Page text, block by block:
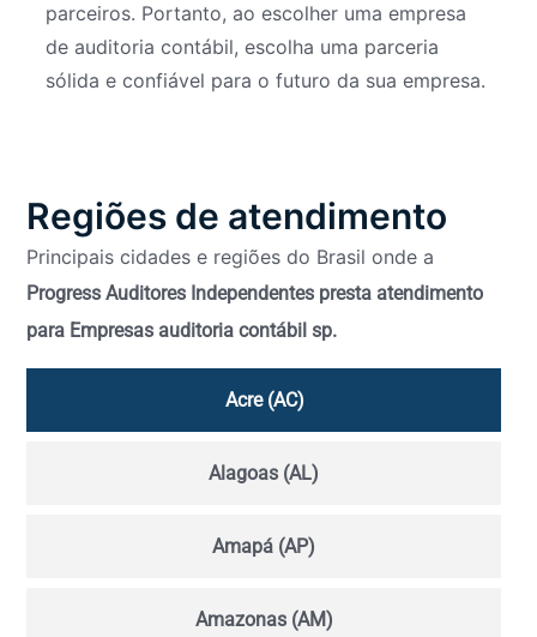
parceiros. Portanto, ao escolher uma empresa
de auditoria contábil, escolha uma parceria
sólida e confiável para o futuro da sua empresa.
Regiões de atendimento
Principais cidades e regiões do Brasil onde a
Progress Auditores Independentes presta atendimento
para Empresas auditoria contábil sp.
Acre (AC)
Alagoas (AL)
Amapá (AP)
Amazonas (AM)